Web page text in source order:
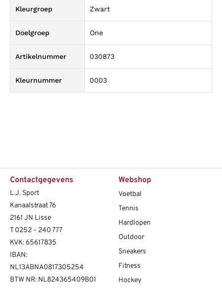
Kleurgroep Zwart
Doelgroep One
Artikelnummer 030873
Kleurnummer 0003
Contactgegevens
L.J. Sport
Kanaalstraat 76
2161 JN Lisse
T 0252 – 240 777
KVK: 65617835
IBAN:
NL13ABNA0817305254
BTW NR: NL824365409B01
Webshop
Voetbal
Tennis
Hardlopen
Outdoor
Sneakers
Fitness
Hockey